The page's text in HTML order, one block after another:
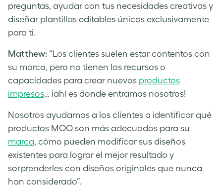
preguntas, ayudar con tus necesidades creativas y
diseñar plantillas editables únicas exclusivamente
para ti.
Matthew: “Los clientes suelen estar contentos con
su marca, pero no tienen los recursos o
capacidades para crear nuevos productos
impresos… ¡ahí es donde entramos nosotros!
Nosotros ayudamos a los clientes a identificar qué
productos MOO son más adecuados para su
marca, cómo pueden modificar sus diseños
existentes para lograr el mejor resultado y
sorprenderles con diseños originales que nunca
han considerado”.